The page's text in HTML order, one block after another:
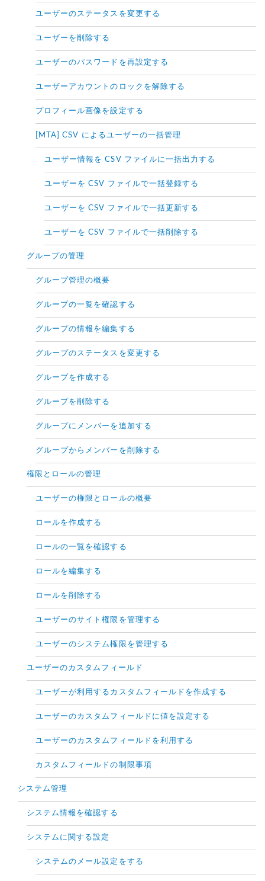
ユーザーのステータスを変更する
ユーザーを削除する
ユーザーのパスワードを再設定する
ユーザーアカウントのロックを解除する
プロフィール画像を設定する
[MTA] CSV によるユーザーの一括管理
ユーザー情報を CSV ファイルに一括出力する
ユーザーを CSV ファイルで一括登録する
ユーザーを CSV ファイルで一括更新する
ユーザーを CSV ファイルで一括削除する
グループの管理
グループ管理の概要
グループの一覧を確認する
グループの情報を編集する
グループのステータスを変更する
グループを作成する
グループを削除する
グループにメンバーを追加する
グループからメンバーを削除する
権限とロールの管理
ユーザーの権限とロールの概要
ロールを作成する
ロールの一覧を確認する
ロールを編集する
ロールを削除する
ユーザーのサイト権限を管理する
ユーザーのシステム権限を管理する
ユーザーのカスタムフィールド
ユーザーが利用するカスタムフィールドを作成する
ユーザーのカスタムフィールドに値を設定する
ユーザーのカスタムフィールドを利用する
カスタムフィールドの制限事項
システム管理
システム情報を確認する
システムに関する設定
システムのメール設定をする